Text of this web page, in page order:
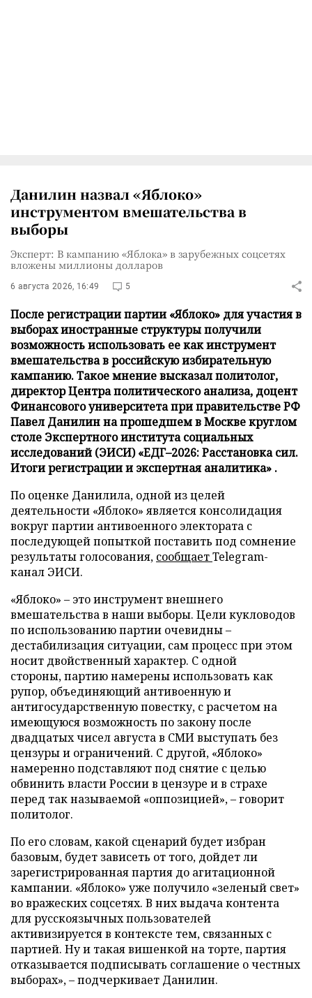
Данилин назвал «Яблоко»
инструментом вмешательства в
выборы
Эксперт: В кампанию «Яблока» в зарубежных соцсетях
вложены миллионы долларов
6 августа 2026, 16:49 5
После регистрации партии «Яблоко» для участия в
выборах иностранные структуры получили
возможность использовать ее как инструмент
вмешательства в российскую избирательную
кампанию. Такое мнение высказал политолог,
директор Центра политического анализа, доцент
Финансового университета при правительстве РФ
Павел Данилин на прошедшем в Москве круглом
столе Экспертного института социальных
исследований (ЭИСИ) «ЕДГ–2026: Расстановка сил.
Итоги регистрации и экспертная аналитика» .
По оценке Данилила, одной из целей
деятельности «Яблоко» является консолидация
вокруг партии антивоенного электората с
последующей попыткой поставить под сомнение
результаты голосования, сообщаетTelegram-
канал ЭИСИ.
«Яблоко» – это инструмент внешнего
вмешательства в наши выборы. Цели кукловодов
по использованию партии очевидны –
дестабилизация ситуации, сам процесс при этом
носит двойственный характер. С одной
стороны, партию намерены использовать как
рупор, объединяющий антивоенную и
антигосударственную повестку, с расчетом на
имеющуюся возможность по закону после
двадцатых чисел августа в СМИ выступать без
цензуры и ограничений. С другой, «Яблоко»
намеренно подставляют под снятие с целью
обвинить власти России в цензуре и в страхе
перед так называемой «оппозицией», – говорит
политолог.
По его словам, какой сценарий будет избран
базовым, будет зависеть от того, дойдет ли
зарегистрированная партия до агитационной
кампании. «Яблоко» уже получило «зеленый свет»
во вражеских соцсетях. В них выдача контента
для русскоязычных пользователей
активизируется в контексте тем, связанных с
партией. Ну и такая вишенкой на торте, партия
отказывается подписывать соглашение о честных
выборах», – подчеркивает Данилин.